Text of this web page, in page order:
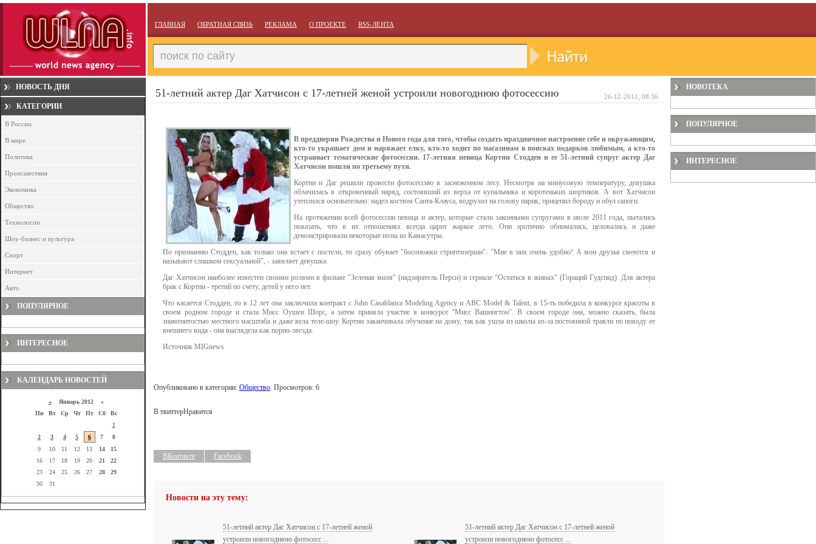
ГЛАВНАЯ ОБРАТНАЯ СВЯЗЬ РЕКЛАМА О ПРОЕКТЕ RSS-ЛЕНТА
НОВОСТЬ ДНЯ
КАТЕГОРИИ
В России
В мире
Политика
Происшествия
Экономика
Общество
Технологии
Шоу-бизнес и культура
Спорт
Интернет
Авто
ПОПУЛЯРНОЕ
ИНТЕРЕСНОЕ
КАЛЕНДАРЬ НОВОСТЕЙ
«Январь 2012 »
Пн
Вт Ср Чт Пт Сб
Вс
1
2
3 4 5 6 7
8
9
10 11 12 13 14
15
16
17 18 19 20 21
22
23
24 25 26 27 28
29
30
31
51-летний актер Даг Хатчисон c 17-летней женой устроили новогоднюю фотосессию
В преддверии Рождества и Нового года для того, чтобы создать праздничное настроение себе и окружающим,
кто-то украшает дом и наряжает елку, кто-то ходит по магазинам в поисках подарков любимым, а кто-то
устраивает тематические фотосессии. 17-летняя певица Кортни Стодден и ее 51-летний супруг актер Даг
Хатчисон пошли по третьему пути.
Кортни и Даг решили провести фотосессию в заснеженном лесу. Несмотря на минусовую температуру, девушка
облачилась в откровенный наряд, состоявший из верха от купальника и коротеньких шортиков. А вот Хатчисон
утеплился основательно: надел костюм Санта-Клауса, водрузил на голову парик, прицепил бороду и обул сапоги.
На протяжении всей фотосессии певица и актер, которые стали законными супругами в июле 2011 года, пытались
показать, что в их отношениях всегда царит жаркое лето. Они эротично обнимались, целовались и даже
демонстрировали некоторые позы из Камасутры.
По признанию Стодден, как только она встает с постели, то сразу обувает "босоножки стриптизерши". "Мне в них очень удобно! А мои друзья смеются и
называют слишком сексуальной", - заявляет девушка.
Даг Хатчисон наиболее известен своими ролями в фильме "Зеленая миля" (надзиратель Перси) и сериале "Остаться в живых" (Гораций Гудспид). Для актера
брак с Кортни - третий по счету, детей у него нет.
Что касается Стодден, то в 12 лет она заключила контракт с John Casablanca Modeling Agency и ABC Model & Talent, в 15-ть победила в конкурсе красоты в
своем родном городе и стала Мисс Оушен Шорс, а затем приняла участие в конкурсе "Мисс Вашингтон". В своем городе она, можно сказать, была
знаменитостью местного масштаба и даже вела теле-шоу. Кортни заканчивала обучение на дому, так как ушла из школы из-за постоянной травли по поводу ее
внешнего вида - она выглядела как порно-звезда.
Источник MIGnews
Опубликовано в категории: Общество. Просмотров: 6
В твиттерНравится
ВКонтакте Facebook
Новости на эту тему:
51-летний актер Даг Хатчисон c 17-летней женой
устроили новогоднюю фотосесс ...
51-летний актер Даг Хатчисон c 17-летней женой
устроили новогоднюю фотосесс ...
26-12-2011, 08:36
НОВОТЕКА
ПОПУЛЯРНОЕ
ИНТЕРЕСНОЕ